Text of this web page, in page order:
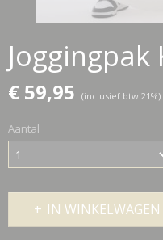
€ 59,95 (inclusief btw 21%)
Aantal
IN WINKELWAGEN